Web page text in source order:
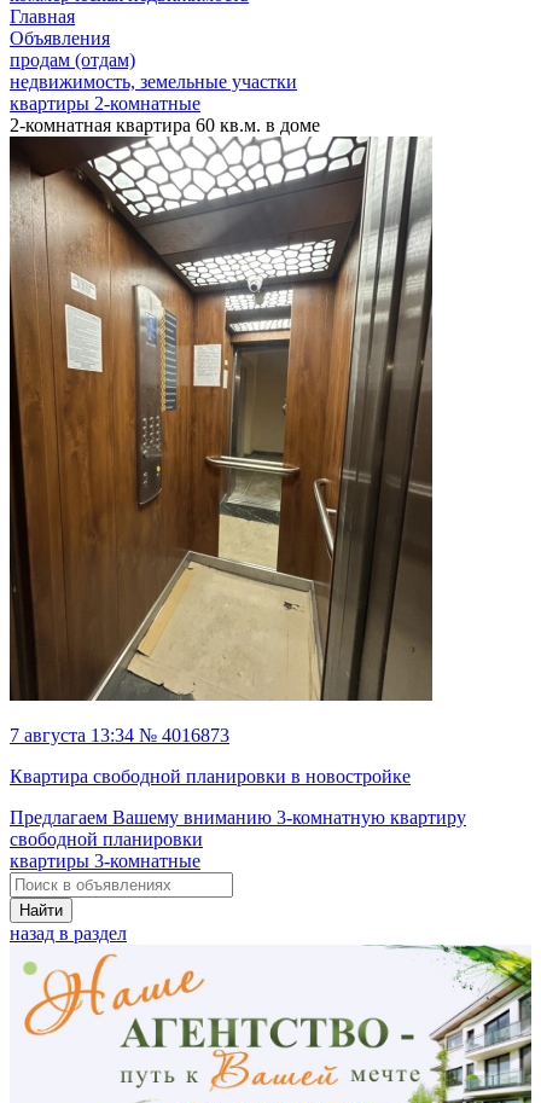
Главная
Объявления
продам (отдам)
недвижимость, земельные участки
квартиры 2-комнатные
2-комнатная квартира 60 кв.м. в доме
7 августа 13:34 № 4016873
Квартира свободной планировки в новостройке
Предлагаем Вашему вниманию 3-комнатную квартиру
свободной планировки
квартиры 3-комнатные
Найти
назад в раздел